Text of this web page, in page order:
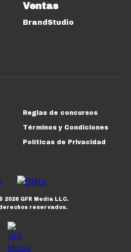
Ventas
BrandStudio
Reglas de concursos
Términos y Condiciones
Políticas de Privacidad
2026GFR Media LLC.
reservados.